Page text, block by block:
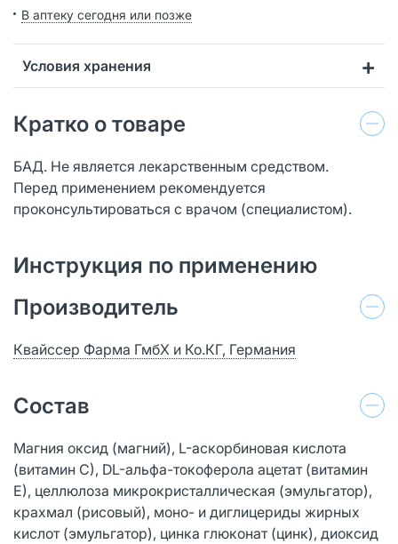
В аптеку сегодня или позже
Условия хранения
Кратко о товаре
БАД. Не является лекарственным средством.
Перед применением рекомендуется
проконсультироваться с врачом (специалистом).
Инструкция по применению
Производитель
Квайссер Фарма ГмбХ и Ко.КГ, Германия
Состав
Магния оксид (магний), L-аскорбиновая кислота
(витамин С), DL-альфа-токоферола ацетат (витамин
Е), целлюлоза микрокристаллическая (эмульгатор),
крахмал (рисовый), моно- и диглицериды жирных
кислот (эмульгатор), цинка глюконат (цинк), диоксид